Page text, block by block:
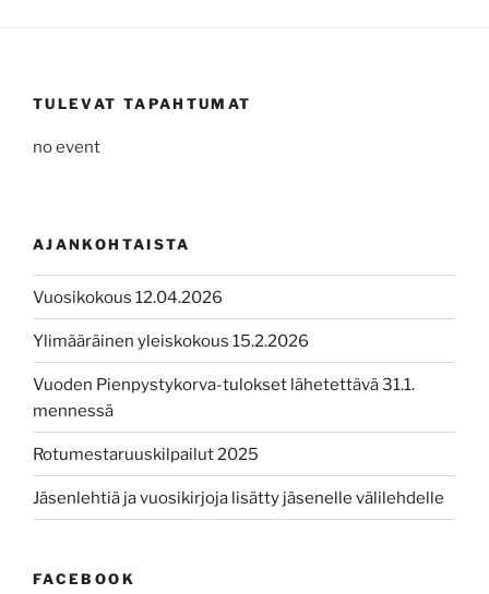
TULEVAT TAPAHTUMAT
no event
AJANKOHTAISTA
Vuosikokous 12.04.2026
Ylimääräinen yleiskokous 15.2.2026
Vuoden Pienpystykorva-tulokset lähetettävä 31.1.
mennessä
Rotumestaruuskilpailut 2025
Jäsenlehtiä ja vuosikirjoja lisätty jäsenelle välilehdelle
FACEBOOK